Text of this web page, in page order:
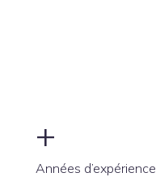
+
Années d’expérience